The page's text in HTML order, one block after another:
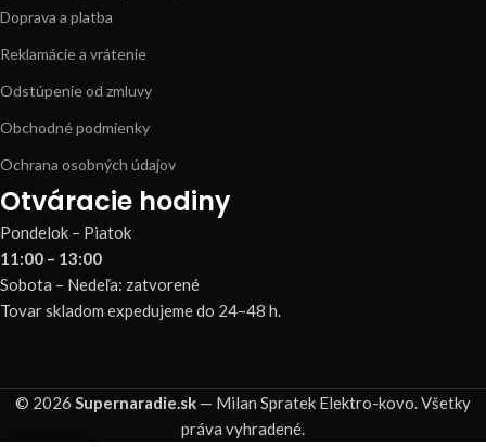
Doprava a platba
Reklamácie a vrátenie
Odstúpenie od zmluvy
Obchodné podmienky
Ochrana osobných údajov
Otváracie hodiny
Pondelok – Piatok
11:00 – 13:00
Sobota – Nedeľa: zatvorené
Tovar skladom expedujeme do 24–48 h.
© 2026 Supernaradie.sk — Milan Spratek Elektro-kovo. Všetky
práva vyhradené.